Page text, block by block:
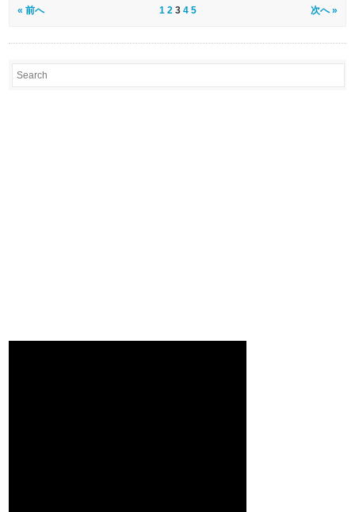
« 前へ 1 2 3 4 5 次へ »